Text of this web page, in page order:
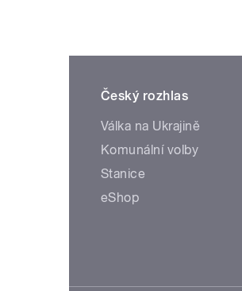
Český rozhlas
Válka na Ukrajině
Komunální volby
Stanice
eShop